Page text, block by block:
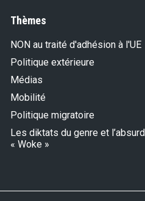
Thèmes
NON au traité d'adhésion à l'UE
Politique extérieure
Médias
Mobilité
Politique migratoire
Les diktats du genre et
« Woke »